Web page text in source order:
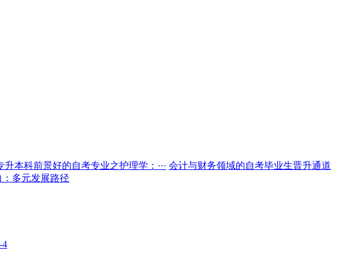
升本科前景好的自考专业之护理学：··· 会计与财务领域的自考毕业生晋升通道
多元发展路径
4